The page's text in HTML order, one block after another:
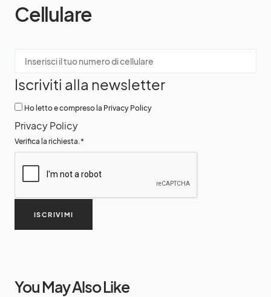
Cellulare
Iscriviti alla newsletter
Ho letto e compreso la Privacy Policy
Privacy Policy
Verifica la richiesta.*
ISCRIVIMI
You May Also Like